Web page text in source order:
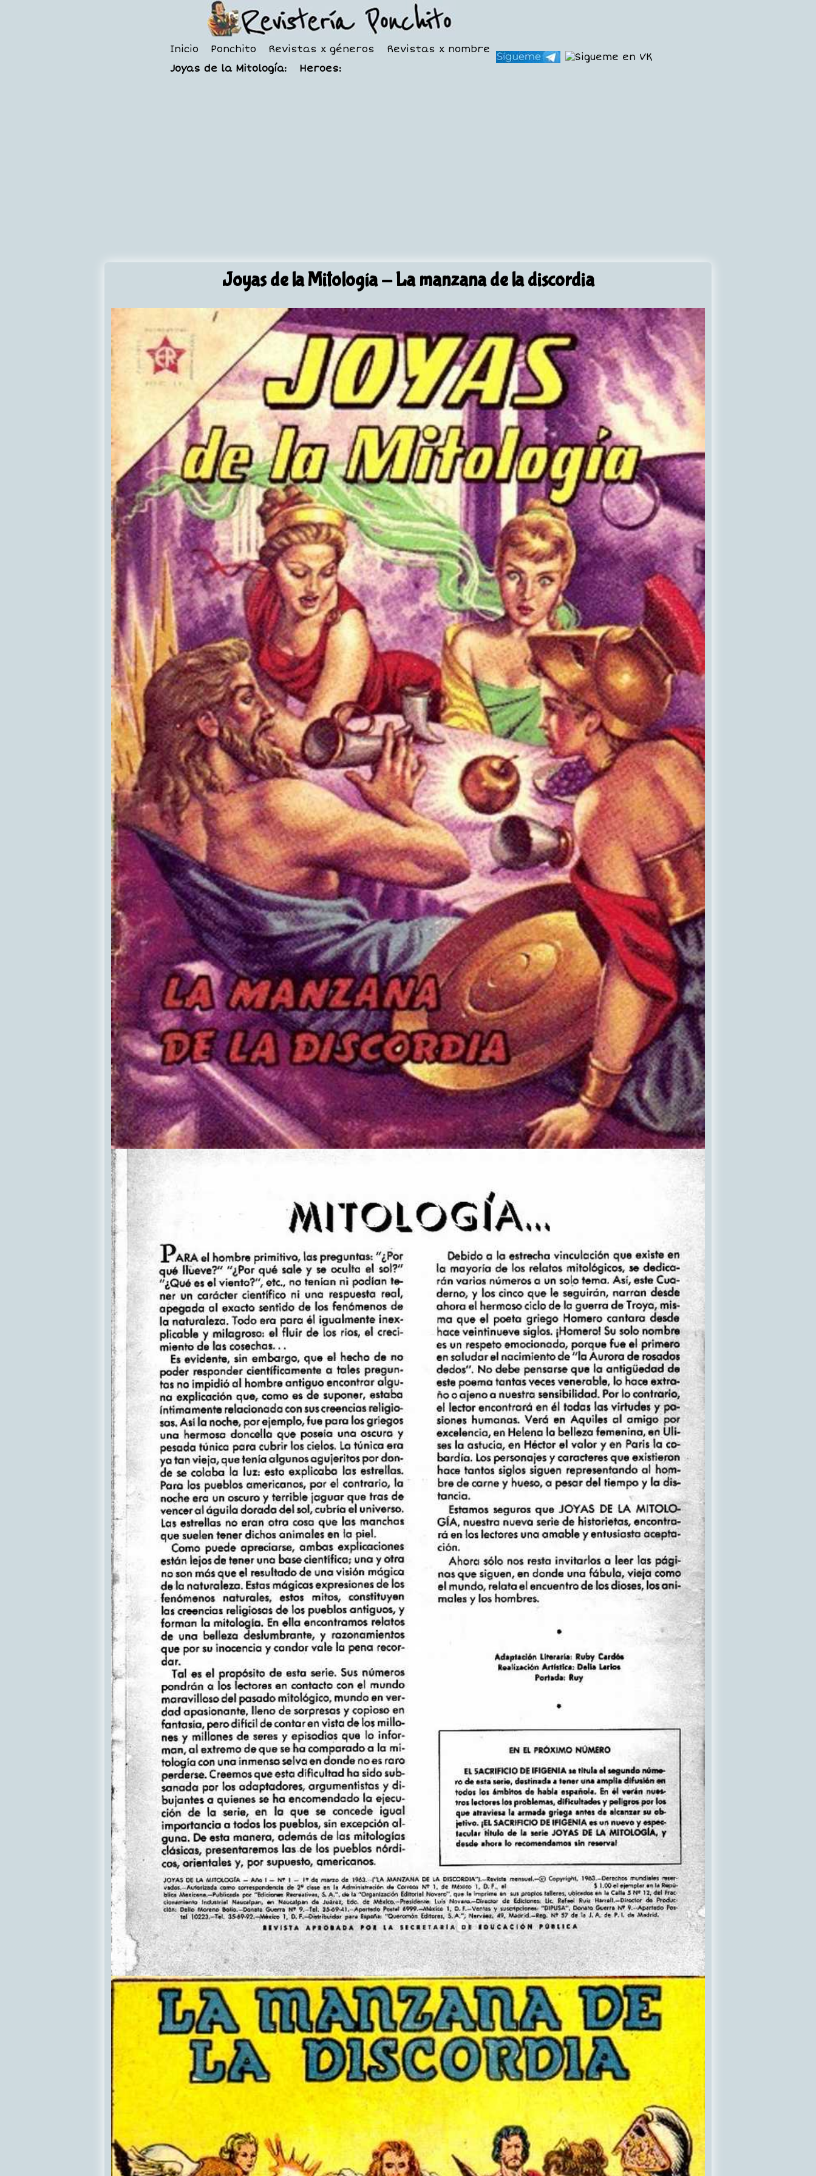
Inicio Ponchito Revistas x géneros
Revistas x nombre
Joyas de la Mitología:
Heroes:
Joyas de la Mitología- La manzana de la discordia